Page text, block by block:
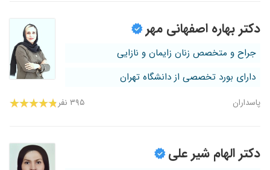
دکتر بهاره اصفهانی مهر
جراح و متخصص زنان زایمان و نازایی
دارای بورد تخصصی از دانشگاه تهران
پاسداران ۳۹۵ نفر
دکتر الهام شیر علی